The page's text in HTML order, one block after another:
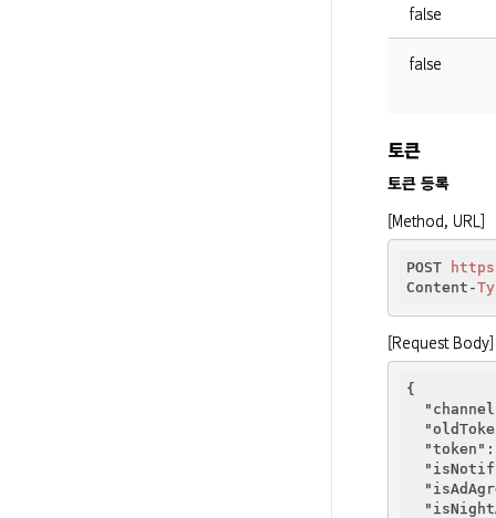
false
false
토큰
토큰 등록
[Method, URL]
POST
Content-
[Request Body]
{
"token"